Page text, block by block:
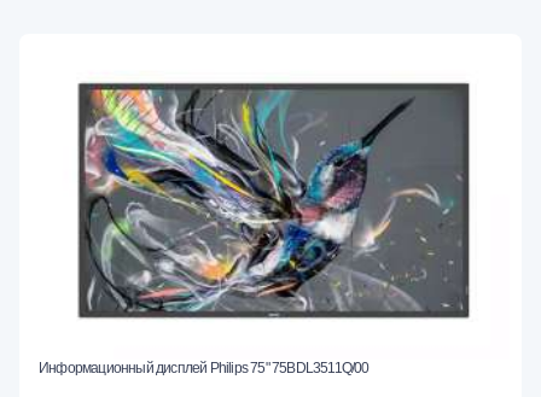
Информационный дисплей Philips 75" 75BDL3511Q/00